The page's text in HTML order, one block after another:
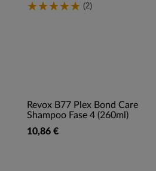
(2)
Revox B77 Plex Bond Care
Shampoo Fase 4 (260ml)
10,86 €